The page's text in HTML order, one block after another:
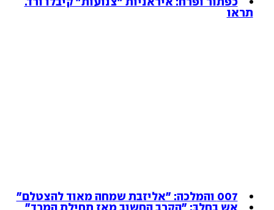
תראו
007 והמלכה: "אליזבת שמחה מאוד להצטלם"